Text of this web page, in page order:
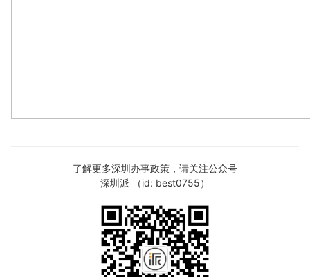
了解更多深圳办事政策，请关注公众号
深圳派 （id: best0755）